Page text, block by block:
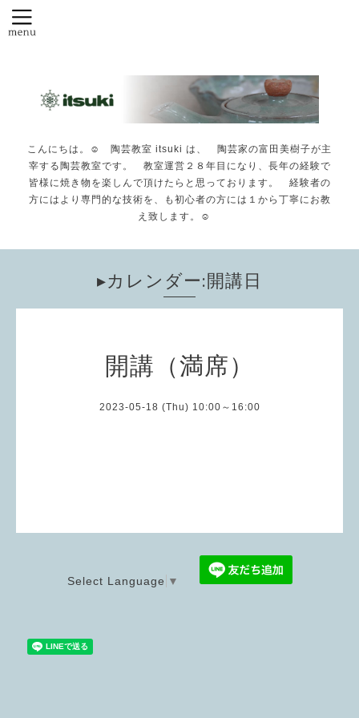
こんにちは。☺️ 陶芸教室 itsuki は、 陶芸家の富田美樹子が主
宰する陶芸教室です。 教室運営２８年目になり、長年の経験で
皆様に焼き物を楽しんで頂けたらと思っております。 経験者の
方にはより専門的な技術を、も初心者の方には１から丁寧にお教
え致します。☺️
▸カレンダー:開講日
開講（満席）
2023-05-18 (Thu) 10:00～16:00
Select Language ▼